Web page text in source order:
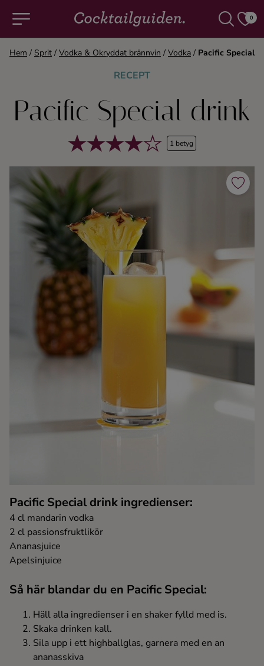
0
Alla cocktails & drinkar
Alkoholfritt
Champagne
Cocktails
Gin
Kaffe
Konjak
Likör
Whisky
Ingredienser
Hem / Sprit / Vodka & Okryddat brännvin / Vodka / Pacific Special
RECEPT
Pacific Special drink
1 betyg
Pacific Special drink ingredienser:
4 cl mandarin vodka
2 cl passionsfruktlikör
Ananasjuice
Apelsinjuice
Så här blandar du en Pacific Special:
Häll alla ingredienser i en shaker fylld med is.
Skaka drinken kall.
Sila upp i ett highballglas, garnera med en an
ananasskiva